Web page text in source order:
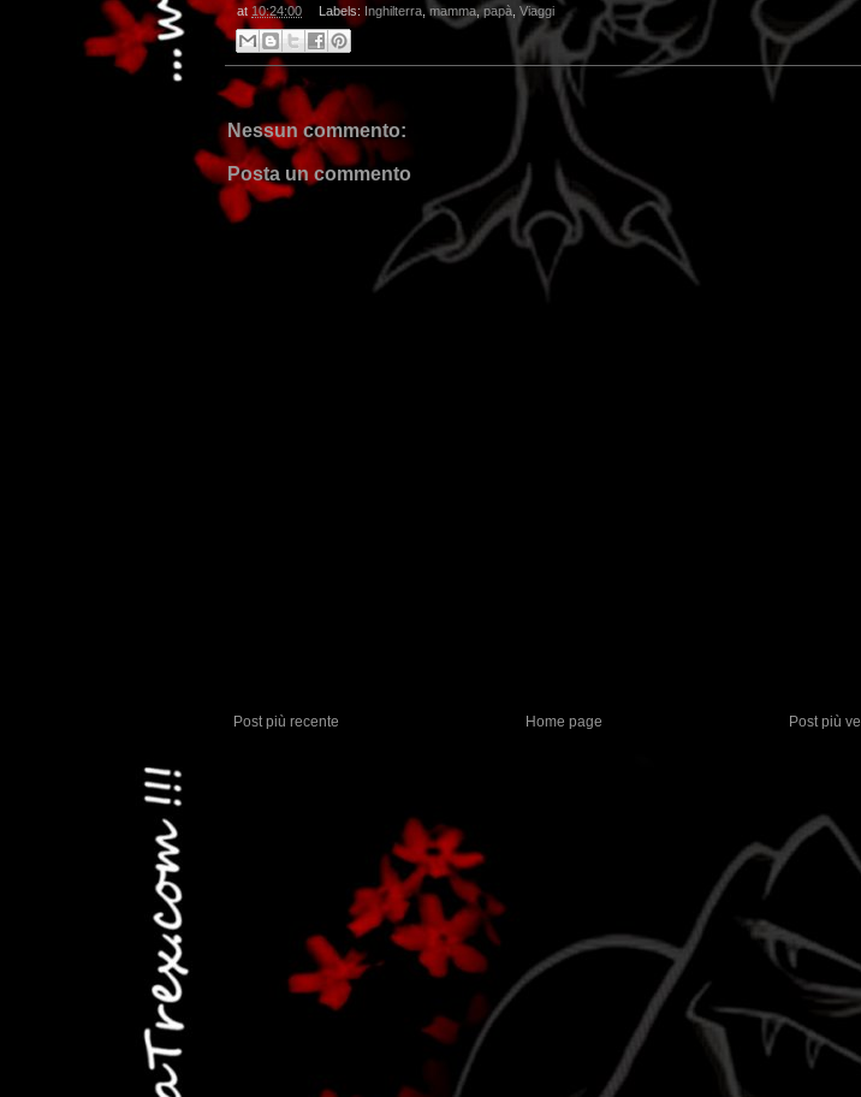
at 10:24:00 Labels: Inghilterra,mamma,papà, Viaggi
Nessun commento:
Posta un commento
Post più recente Post più
Home page